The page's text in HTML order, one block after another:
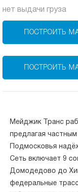
нет выдачи груза
ПОСТРОИТЬ
ПОСТРОИТЬ
Мейджик Транс
предлагая
Подмосковья
Сеть включает 9
Домодедово до
федеральные